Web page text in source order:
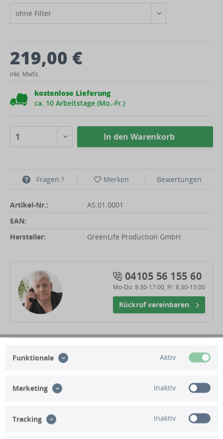
219,00 €
inkl. MwSt.
kostenlose Lieferung
ca. 10 Arbeitstage (Mo.-Fr.)
In den Warenkorb
Fragen ? Merken Bewertungen
Artikel-Nr.:
AS.01.0001
EAN:
Hersteller:
GreenLife Production GmbH
04105 56 155 60
Mo-Do: 8:30-17:00, Fr: 8:30-15:00
Rückruf vereinbaren
Beschreibung
Technische Daten
Funktionale Aktiv
Marketing Inaktiv
Tracking Inaktiv